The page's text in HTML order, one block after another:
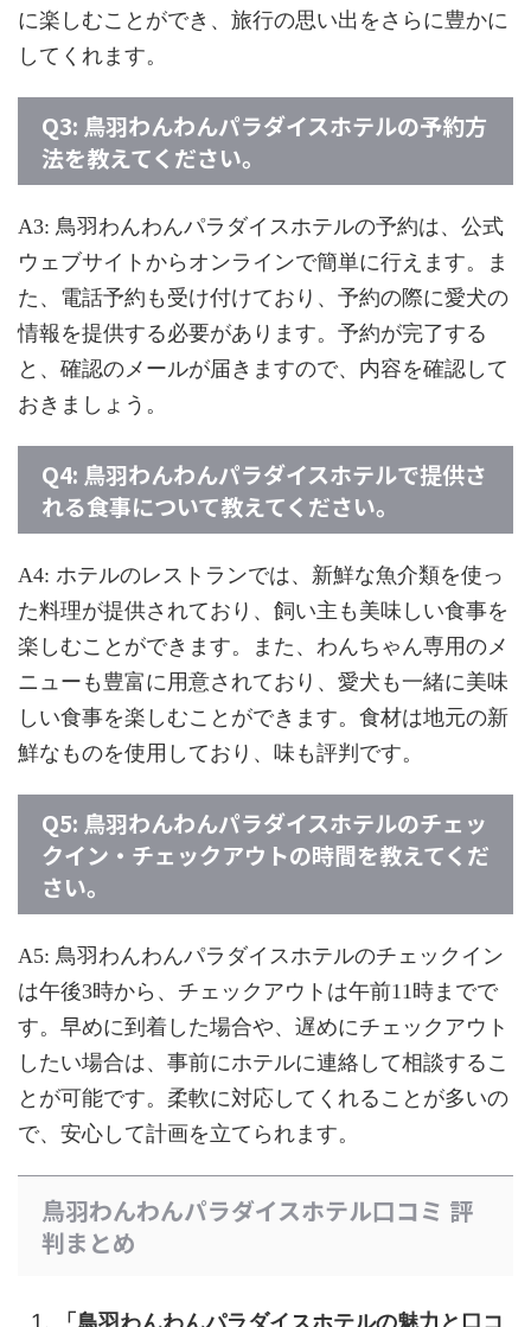
に楽しむことができ、旅行の思い出をさらに豊かに
してくれます。
Q3: 鳥羽わんわんパラダイスホテルの予約方
法を教えてください。
A3: 鳥羽わんわんパラダイスホテルの予約は、公式
ウェブサイトからオンラインで簡単に行えます。ま
た、電話予約も受け付けており、予約の際に愛犬の
情報を提供する必要があります。予約が完了する
と、確認のメールが届きますので、内容を確認して
おきましょう。
Q4: 鳥羽わんわんパラダイスホテルで提供さ
れる食事について教えてください。
A4: ホテルのレストランでは、新鮮な魚介類を使っ
た料理が提供されており、飼い主も美味しい食事を
楽しむことができます。また、わんちゃん専用のメ
ニューも豊富に用意されており、愛犬も一緒に美味
しい食事を楽しむことができます。食材は地元の新
鮮なものを使用しており、味も評判です。
Q5: 鳥羽わんわんパラダイスホテルのチェッ
クイン・チェックアウトの時間を教えてくだ
さい。
A5: 鳥羽わんわんパラダイスホテルのチェックイン
は午後3時から、チェックアウトは午前11時までで
す。早めに到着した場合や、遅めにチェックアウト
したい場合は、事前にホテルに連絡して相談するこ
とが可能です。柔軟に対応してくれることが多いの
で、安心して計画を立てられます。
鳥羽わんわんパラダイスホテル口コミ 評
判まとめ
「鳥羽わんわんパラダイスホテルの魅力と口コ